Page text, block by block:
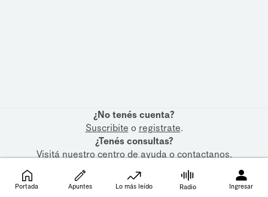
¿No tenés cuenta?
Suscribite o registrate.
¿Tenés consultas?
Visitá nuestrocentro de ayudaocontactanos.
Portada Apuntes Lo más leído Radio Ingresar